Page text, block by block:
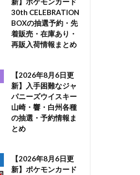
30th CELEBRATION
BOXの抽選予約・先
着販売・在庫あり・
再販入荷情報まとめ
【2026年8月6日更
新】入手困難なジャ
パニーズウイスキー
山崎・響・白州各種
の抽選・予約情報ま
とめ
【2026年8月6日更
新】ポケモンカード